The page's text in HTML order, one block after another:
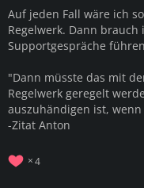
Auf jeden Fall wäre ich
Regelwerk. Dann
Supportgespräche
"Dann müsste das mit
Regelwerk geregelt
auszuhändigen ist,
-Zitat Anton
4